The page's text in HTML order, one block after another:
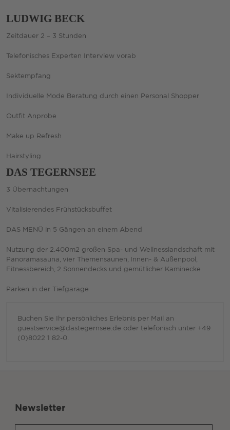
LUDWIG BECK
Zeitdauer 2 – 3 Stunden
Telefonisches Experten Interview vorab
Sektempfang
Individuelle Mode Beratung durch einen Personal Shopper
Outfit Anprobe
Make up Refresh
Hairstyling
DAS TEGERNSEE
3 Übernachtungen
Vitalisierendes Frühstücksbuffet
DAS MENÜ in 5 Gängen an einem Abend
Nutzung der 2.400m2 großen Spa- und Wellnesslandschaft mit
Panoramasauna, vier Themensaunen, Innen- & Außenpool,
Fitnessbereich, 2 Sonnendecks und gemütlicher Kaminecke
Parken in der Tiefgarage
Buchen Sie Ihr persönliches Erlebnis per Mail an
guestservice@dastegernsee.de oder telefonisch unter +49
(0)8022 1 82-0.
Newsletter